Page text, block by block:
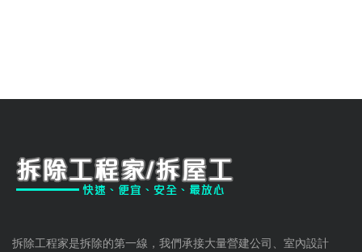
拆除工程家是拆除的第一線，我們承接大量營建公司、室內設計